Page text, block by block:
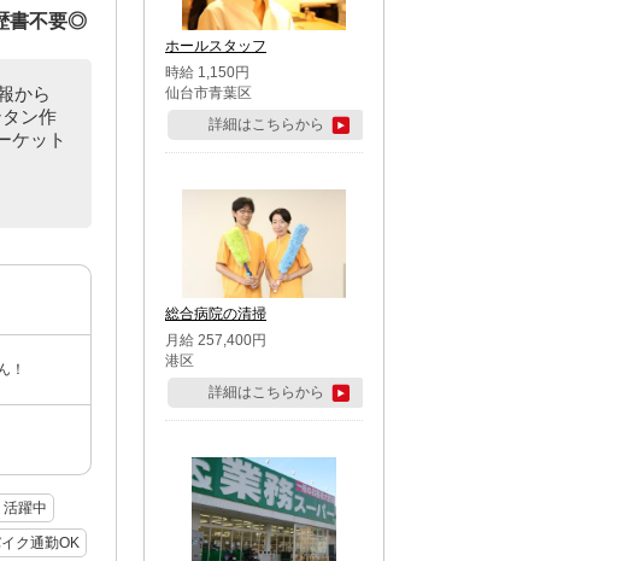
書不要◎
から
ン作
ケット
！
躍中
ク通勤OK
ホールスタッフ
時給 1,150円
仙台市青葉区
詳細はこちらから
総合病院の清掃
月給 257,400円
港区
詳細はこちらから